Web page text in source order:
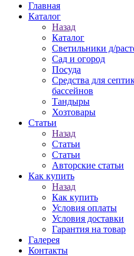
Главная
Каталог
Назад
Каталог
Светильники д/
Сад и огород
Посуда
Средства для
бассейнов
Тандыры
Хозтовары
Статьи
Назад
Статьи
Статьи
Авторские статьи
Как купить
Назад
Как купить
Условия оплаты
Условия доставки
Гарантия на товар
Галерея
Контакты